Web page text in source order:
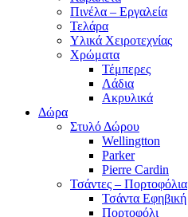
Πινέλα – Εργαλεία
Τελάρα
Υλικά Χειροτεχνίας
Χρώματα
Τέμπερες
Λάδια
Ακρυλικά
Δώρα
Στυλό Δώρου
Wellingtton
Parker
Pierre Cardin
Τσάντες – Πορτοφόλια
Τσάντα Εφηβική
Πορτοφόλι